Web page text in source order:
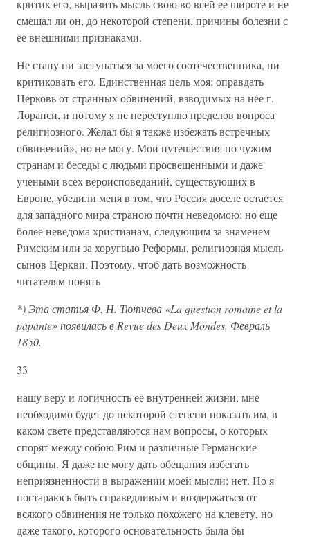
критик его, выразить мысль свою во всей ее широте и не
смешал ли он, до некоторой степени, причины болезни с
ее внешними признаками.
Не стану ни заступаться за моего соотечественника, ни
критиковать его. Единственная цель моя: оправдать
Церковь от странных обвинений, взводимых на нее г.
Лоранси, и потому я не переступлю пределов вопроса
религиозного. Желал бы я также избежать встречных
обвинений», но не могу. Мои путешествия по чужим
странам и беседы с людьми просвещенными и даже
учеными всех вероисповеданий, существующих в
Европе, убедили меня в том, что Россия доселе остается
для западного мира страною почти неведомою; но еще
более неведома христианам, следующим за знаменем
Римским или за хоругвью Реформы, религиозная мысль
сынов Церкви. Поэтому, чтоб дать возможность
читателям понять
*) Эта статья Ф. Н. Тютчева «La question romaine et la
papante» появилась в Revue des Deux Mondes, Февраль
1850.
33
нашу веру и логичность ее внутренней жизни, мне
необходимо будет до некоторой степени показать им, в
каком свете представляются нам вопросы, о которых
спорят между собою Рим и различные Германские
общины. Я даже не могу дать обещания избегать
неприязненности в выражении моей мысли; нет. Но я
постараюсь быть справедливым и воздержаться от
всякого обвинения не только похожего на клевету, но
даже такого, которого основательность была бы